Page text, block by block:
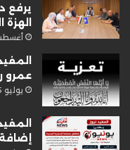
يرفع
الهزة
أغسطس 3,
عمرو
يوليو 25, 2026